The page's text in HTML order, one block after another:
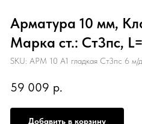
Арматура 10 мм,
Марка ст.: Ст3пс,
SKU: АРМ 10 А1 гладкая Ст3пс 6 м/
59 009 р.
Добавить в корзину